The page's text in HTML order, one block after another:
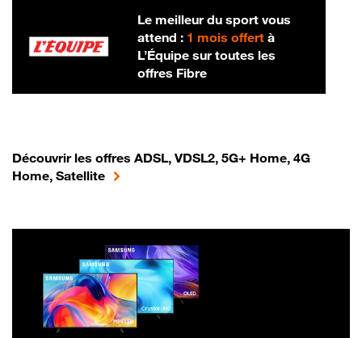
Le meilleur du sport vous
attend : 1 mois offertà
L’Équipe sur toutes les
offres Fibre
Découvrir les offres ADSL, VDSL2, 5G+ Home, 4G
Home, Satellite